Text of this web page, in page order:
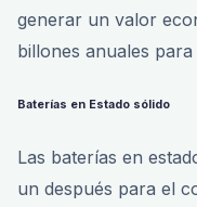
generar un valor
billones anuales para
Baterías en Estado sólido
Las baterías en
un después para el